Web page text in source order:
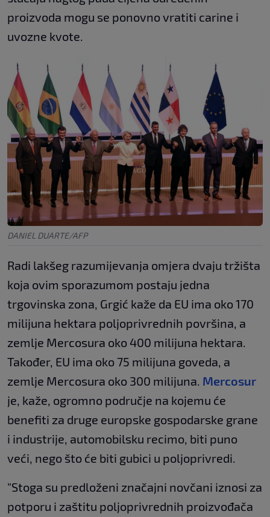
proizvoda mogu se ponovno vratiti carine i
uvozne kvote.
DANIEL DUARTE/AFP
Radi lakšeg razumijevanja omjera dvaju tržišta
koja ovim sporazumom postaju jedna
trgovinska zona, Grgić kaže da EU ima oko 170
milijuna hektara poljoprivrednih površina, a
zemlje Mercosura oko 400 milijuna hektara.
Također, EU ima oko 75 milijuna goveda, a
zemlje Mercosura oko 300 milijuna. Mercosur
je, kaže, ogromno područje na kojemu će
benefiti za druge europske gospodarske grane
i industrije, automobilsku recimo, biti puno
veći, nego što će biti gubici u poljoprivredi.
"Stoga su predloženi značajni novčani iznosi za
potporu i zaštitu poljoprivrednih proizvođača